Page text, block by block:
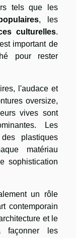
tels que les
, les
culturelles.
important de
pour rester
l'audace et
oversize,
vives sont
Les
plastiques
matériau
sophistication
un rôle
contemporain
et le
façonner les